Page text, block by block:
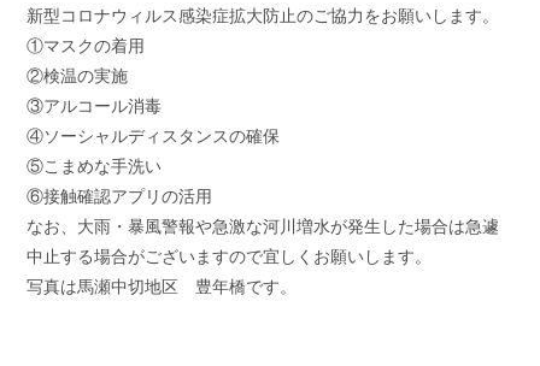
新型コロナウィルス感染症拡大防止のご協力をお願いします。
①マスクの着用
②検温の実施
③アルコール消毒
④ソーシャルディスタンスの確保
⑤こまめな手洗い
⑥接触確認アプリの活用
なお、大雨・暴風警報や急激な河川増水が発生した場合は急遽
中止する場合がございますので宜しくお願いします。
写真は馬瀬中切地区 豊年橋です。